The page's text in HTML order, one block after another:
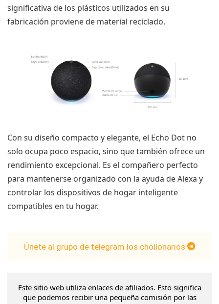
significativa de los plásticos utilizados en su
fabricación proviene de material reciclado.
Con su diseño compacto y elegante, el Echo Dot no
solo ocupa poco espacio, sino que también ofrece un
rendimiento excepcional. Es el compañero perfecto
para mantenerse organizado con la ayuda de Alexa y
controlar los dispositivos de hogar inteligente
compatibles en tu hogar.
Únete al grupo de telegram los chollonarios
Este sitio web utiliza enlaces de afiliados. Esto significa
que podemos recibir una pequeña comisión por las